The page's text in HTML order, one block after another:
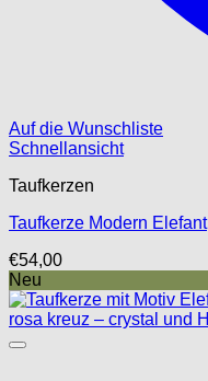
Auf die Wunschliste
Schnellansicht
Taufkerzen
Taufkerze Modern Elefant
€54,00
Neu